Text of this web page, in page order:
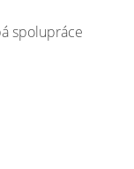
spolupráce